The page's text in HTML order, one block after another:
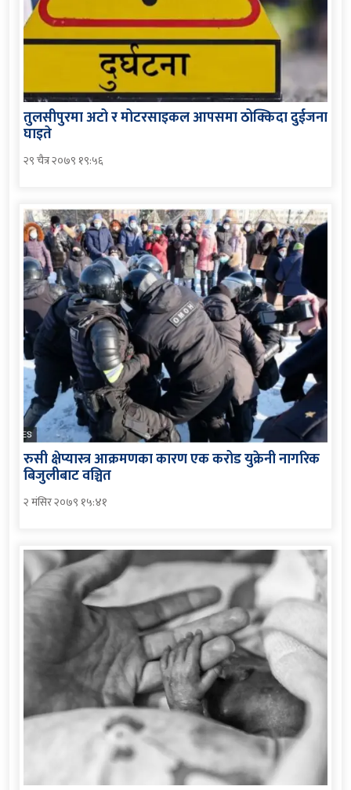
तुलसीपुरमा अटो र मोटरसाइकल आपसमा ठोक्किदा दुईजना
घाइते
२९ चैत्र २०७९ १९:५६
रुसी क्षेप्यास्त्र आक्रमणका कारण एक करोड युक्रेनी नागरिक
बिजुलीबाट वञ्चित
२ मंसिर २०७९ १५:४१